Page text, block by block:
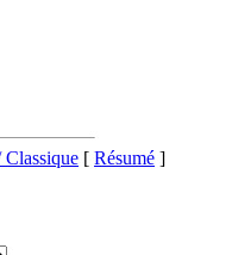
Classique [ Résumé ]